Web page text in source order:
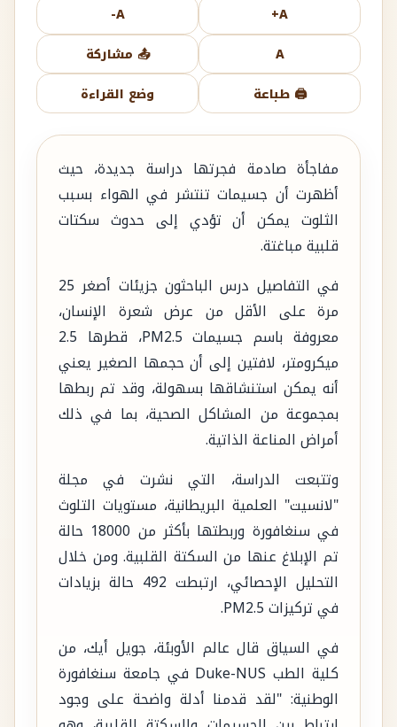
A+
A-
A
📤 مشاركة
🖨️ طباعة
وضع القراءة
مفاجأة صادمة فجرتها دراسة جديدة، حيث
أظهرت أن جسيمات تنتشر في الهواء بسبب
الثلوت يمكن أن تؤدي إلى حدوث سكتات
قلبية مباغتة.
في التفاصيل درس الباحثون جزيئات أصغر 25
مرة على الأقل من عرض شعرة الإنسان،
معروفة باسم جسيمات PM2.5، قطرها 2.5
ميكرومتر، لافتين إلى أن حجمها الصغير يعني
أنه يمكن استنشاقها بسهولة، وقد تم ربطها
بمجموعة من المشاكل الصحية، بما في ذلك
أمراض المناعة الذاتية.
وتتبعت الدراسة، التي نشرت في مجلة
"لانسيت" العلمية البريطانية، مستويات التلوث
في سنغافورة وربطتها بأكثر من 18000 حالة
تم الإبلاغ عنها من السكتة القلبية. ومن خلال
التحليل الإحصائي، ارتبطت 492 حالة بزيادات
في تركيزات PM2.5.
في السياق قال عالم الأوبئة، جويل أيك، من
كلية الطب Duke-NUS في جامعة سنغافورة
الوطنية: "لقد قدمنا أدلة واضحة على وجود